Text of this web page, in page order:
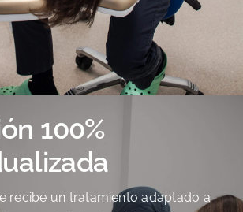
100%
recibe un tratamiento adaptado a